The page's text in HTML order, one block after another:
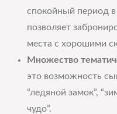
спокойный период
позволяет
места с хорошими
Множество
это возможность
“ледяной замок”,
чудо”.